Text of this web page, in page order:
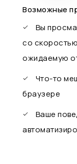
Возможные
Вы
со
ожидаемую
Что-то
браузере
Ваше